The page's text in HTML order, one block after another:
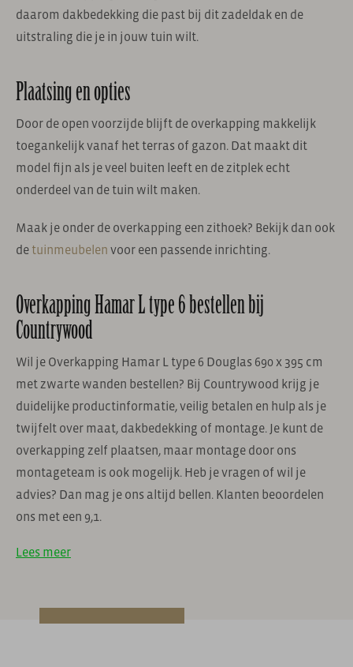
daarom dakbedekking die past bij dit zadeldak en de
uitstraling die je in jouw tuin wilt.
Plaatsing en opties
Door de open voorzijde blijft de overkapping makkelijk
toegankelijk vanaf het terras of gazon. Dat maakt dit
model fijn als je veel buiten leeft en de zitplek echt
onderdeel van de tuin wilt maken.
Maak je onder de overkapping een zithoek? Bekijk dan ook
de tuinmeubelen voor een passende inrichting.
Overkapping Hamar L type 6 bestellen bij
Countrywood
Wil je Overkapping Hamar L type 6 Douglas 690 x 395 cm
met zwarte wanden bestellen? Bij Countrywood krijg je
duidelijke productinformatie, veilig betalen en hulp als je
twijfelt over maat, dakbedekking of montage. Je kunt de
overkapping zelf plaatsen, maar montage door ons
montageteam is ook mogelijk. Heb je vragen of wil je
advies? Dan mag je ons altijd bellen. Klanten beoordelen
ons met een 9,1.
Lees meer